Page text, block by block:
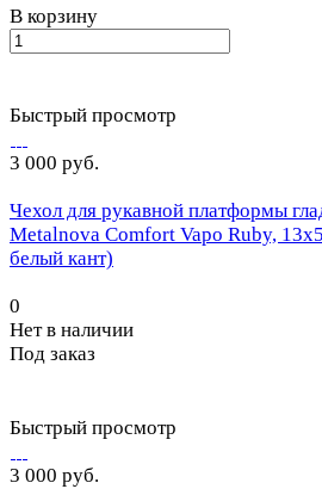
В корзину
Быстрый просмотр
3 000 руб.
Чехол для рукавной платформы
Metalnova Comfort Vapo Ruby,
белый кант)
0
Нет в наличии
Под заказ
Быстрый просмотр
3 000 руб.